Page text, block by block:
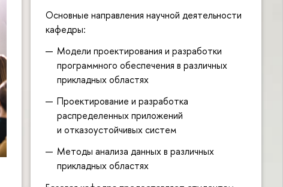
Основные направления научной деятельности
кафедры:
Модели проектирования и разработки
программного обеспечения в различных
прикладных областях
Проектирование и разработка
распределенных приложений
и отказоустойчивых систем
Методы анализа данных в различных
прикладных областях